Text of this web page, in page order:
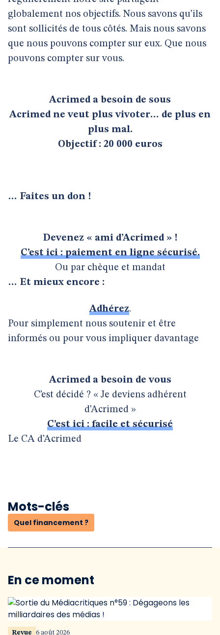
globalement nos objectifs. Nous savons qu’ils
sont sollicités de tous côtés. Mais nous savons
que nous pouvons compter sur eux. Que nous
pouvons compter sur vous.
Acrimed a besoin de sous
Acrimed ne veut plus vivoter… de plus en
plus mal.
Objectif : 20 000 euros
… Faites un don !
Devenez « ami d’Acrimed » !
C’est ici : paiement en ligne sécurisé.
Ou par chèque et mandat
… Et mieux encore :
Adhérez.
Pour simplement nous soutenir et être
informés ou pour vous impliquer davantage
Acrimed a besoin de vous
C’est décidé ? « Je deviens adhérent
d’Acrimed »
C’est ici : facile et sécurisé
Le CA d’Acrimed
Mots-clés
Quel financement ?
En ce moment
Revue 6 août 2026